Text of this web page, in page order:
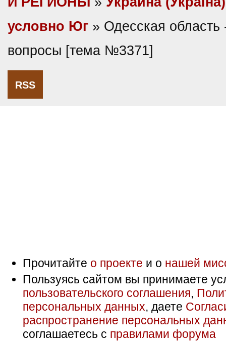
условно Юг » Одесская
вопросы [тема №3371]
RSS
Прочитайте о проекте и о нашей
Пользуясь сайтом вы принимаете
пользовательского соглашения,
персональных данных, даете
распространение персональных
соглашаетесь с правилами форума